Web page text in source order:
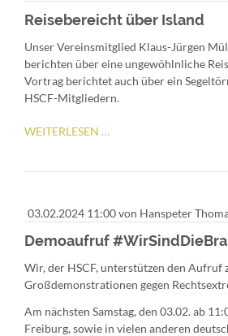
Reisebereicht über Island
Unser Vereinsmitglied Klaus-Jürgen
berichten über eine ungewöhlnliche
Vortrag berichtet auch über ein
HSCF-Mitgliedern.
WEITERLESEN …
03.02.2024 11:00von Hanspeter
Demoaufruf
Wir, der HSCF, unterstützen den Aufruf
Großdemonstrationen gegen
Am nächsten Samstag, den 03.02. ab
Freiburg, sowie in vielen anderen